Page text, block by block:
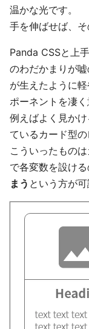
温かな光です。
手を伸ばせば、そ
Panda CSSと上
のわだかまりが
が生えたように
ポーネントを凄く
例えばよく見か
ているカード型の
こういったもの
で各変数を設ける
まう という方が